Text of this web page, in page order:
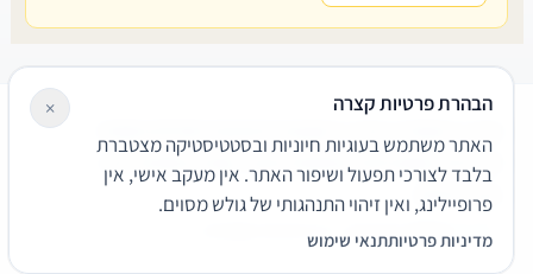
שירותים משפטיים
דרושים צור קשר נגישותפרטיות
תנאי שימוש
© 2026 הפירמה. כל הזכויות שמורות.
הבהרת פרטיות קצרה
האתר משתמש בעוגיות חיוניות ובסטטיסטיקה מצטברת
בלבד לצורכי תפעול ושיפור האתר. אין מעקב אישי, אין
פרופיילינג, ואין זיהוי התנהגותי של גולש מסוים.
מדיניות פרטיותתנאי שימוש
×